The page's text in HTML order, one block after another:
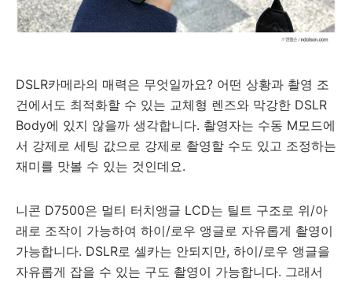
DSLR카메라의 매력은 무엇일까요? 어떤 상황과 촬영 조
건에서도 최적화할 수 있는 교체형 렌즈와 막강한 DSLR
Body에 있지 않을까 생각합니다. 촬영자는 수동 M모드에
서 강제로 세팅 값으로 강제로 촬영할 수도 있고 조정하는
재미를 맛볼 수 있는 것인데요.
니콘 D7500은 멀티 터치앵글 LCD는 틸트 구조로 위/아
래로 조작이 가능하여 하이/로우 앵글로 자유롭게 촬영이
가능합니다. DSLR로 셀카는 안되지만, 하이/로우 앵글을
자유롭게 잡을 수 있는 구도 촬영이 가능합니다. 그래서